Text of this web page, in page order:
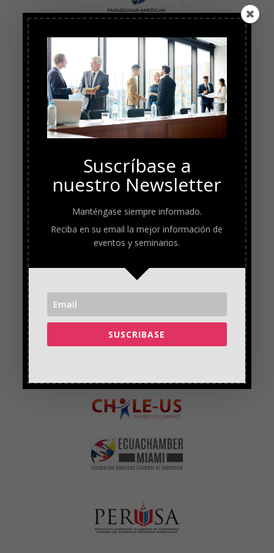
Suscríbase a
nuestro Newsletter
Manténgase siempre informado.
Reciba en su email la mejor información de
eventos y seminarios.
SUSCRIBASE